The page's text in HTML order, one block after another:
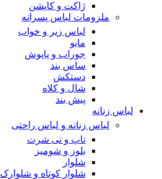
ژاکت و کاپشن
ملزومات لباس پسرانه
لباس زیر و خواب
مایو
جوراب و پاپوش
ساس بند
دستکش
شال و کلاه
پیش بند
لباس زنانه
لباس زنانه و لباس راحتی
تاپ و تی شرت
بلوز و شومیز
شلوار
شلوار کوتاه و شلوارک